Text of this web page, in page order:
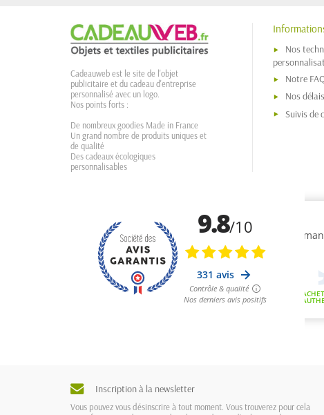
Cadeauweb est le site de l'objet
publicitaire et du cadeau d'entreprise
personnalisé avec un logo.
Nos points forts :
De nombreux goodies Made in France
Un grand nombre de produits uniques et
de qualité
Des cadeaux écologiques
personnalisables
Nos
Notre
Nos
Suivis de
Inscription à la newsletter
Vous pouvez vous désinscrire à tout moment. Vous trouverez pour cela